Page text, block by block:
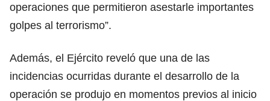
operaciones que permitieron asestarle importantes
golpes al terrorismo”.
Además, el Ejército reveló que una de las
incidencias ocurridas durante el desarrollo de la
operación se produjo en momentos previos al inicio